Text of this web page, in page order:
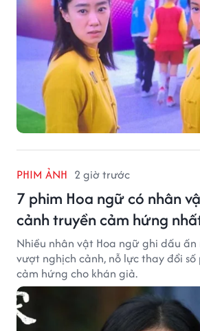
PHIM ẢNH 2 giờ trước
7 phim Hoa ngữ có nhân
cảnh truyền cảm hứng
Nhiều nhân vật Hoa ngữ ghi dấu
vượt nghịch cảnh, nỗ lực thay đổi
cảm hứng cho khán giả.